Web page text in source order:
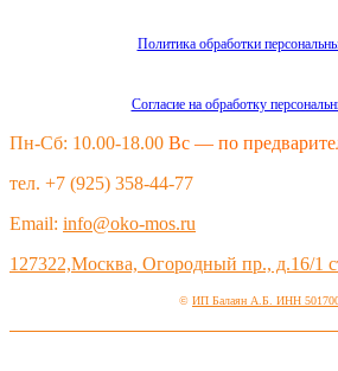
Политика обработки
Согласие на обработку
Пн-Сб: 10.00-18.00 Вс — по
тел. +7 (925) 358-44-77
Email: info@oko-mos.ru
127322,Москва, Огородный пр., д.16/1
© ИП Балаян А.Б. ИНН